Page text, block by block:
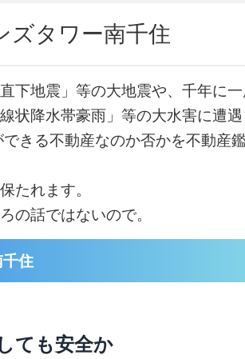
ズタワー南千住
下地震」等の大地震や、千年に
状降水帯豪雨」等の大水害に遭
できる不動産なのか否かを不動産
たれます。
の話ではないので。
住
ても安全か